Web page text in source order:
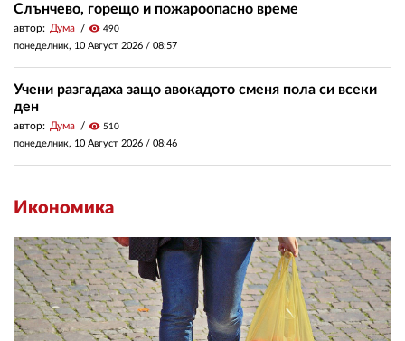
Слънчево, горещо и пожароопасно време
автор: Дума visibility 490
понеделник, 10 Август 2026 / 08:57
Учени разгадаха защо авокадото сменя пола си всеки
ден
автор: Дума visibility 510
понеделник, 10 Август 2026 / 08:46
Икономика